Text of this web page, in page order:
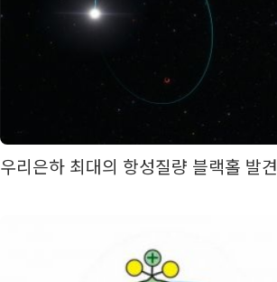
우리은하 최대의 항성질량 블랙홀 발견